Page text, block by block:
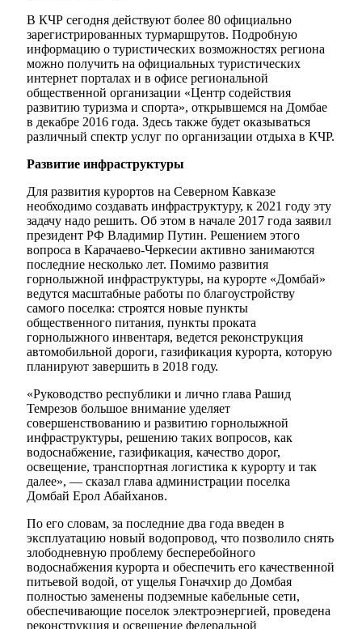
В КЧР сегодня действуют более 80 официально
зарегистрированных турмаршрутов. Подробную
информацию о туристических возможностях региона
можно получить на официальных туристических
интернет порталах и в офисе региональной
общественной организации «Центр содействия
развитию туризма и спорта», открывшемся на Домбае
в декабре 2016 года. Здесь также будет оказываться
различный спектр услуг по организации отдыха в КЧР.
Развитие инфраструктуры
Для развития курортов на Северном Кавказе
необходимо создавать инфраструктуру, к 2021 году эту
задачу надо решить. Об этом в начале 2017 года заявил
президент РФ Владимир Путин. Решением этого
вопроса в Карачаево-Черкесии активно занимаются
последние несколько лет. Помимо развития
горнолыжной инфраструктуры, на курорте «Домбай»
ведутся масштабные работы по благоустройству
самого поселка: строятся новые пункты
общественного питания, пункты проката
горнолыжного инвентаря, ведется реконструкция
автомобильной дороги, газификация курорта, которую
планируют завершить в 2018 году.
«Руководство республики и лично глава Рашид
Темрезов большое внимание уделяет
совершенствованию и развитию горнолыжной
инфраструктуры, решению таких вопросов, как
водоснабжение, газификация, качество дорог,
освещение, транспортная логистика к курорту и так
далее», — сказал глава администрации поселка
Домбай Ерол Абайханов.
По его словам, за последние два года введен в
эксплуатацию новый водопровод, что позволило снять
злободневную проблему бесперебойного
водоснабжения курорта и обеспечить его качественной
питьевой водой, от ущелья Гоначхир до Домбая
полностью заменены подземные кабельные сети,
обеспечивающие поселок электроэнергией, проведена
реконструкция и освещение федеральной
Дума